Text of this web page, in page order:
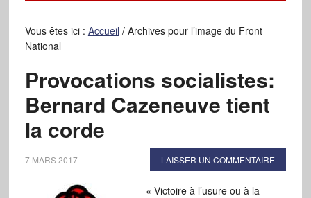
Vous êtes ici : Accueil /Archives pour l’image du Front
National
Provocations socialistes:
Bernard Cazeneuve tient
la corde
7 MARS 2017 LAISSER UN COMMENTAIRE
« Victoire à l’usure ou à la